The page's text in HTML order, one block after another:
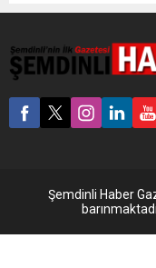
yıkılan evlerin hafriyat
molozlarının taşındığı
alanda meydana gelen
patlamada 1 kişi
yitirdi, 1 kişi de yaralandı.
Şemdinli Haber